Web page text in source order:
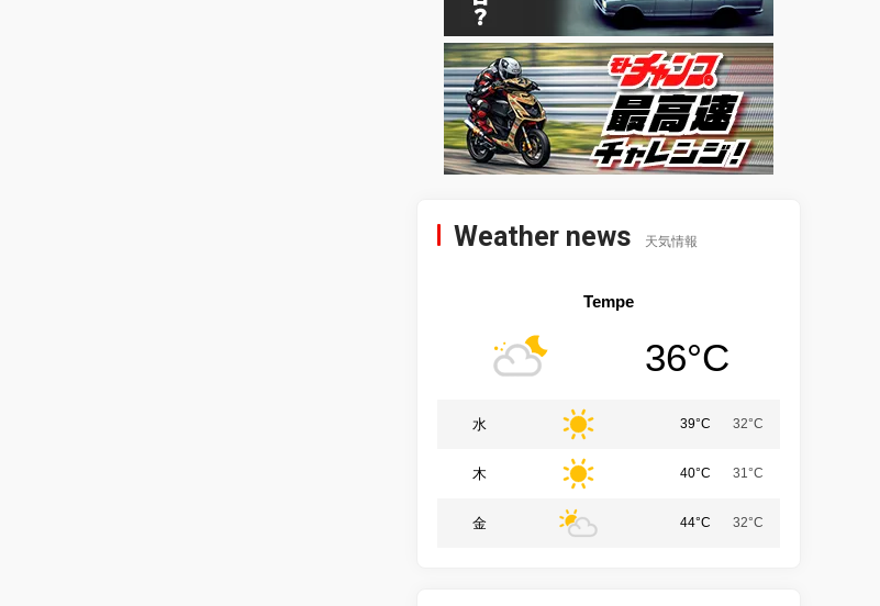
Weather news 天気情報
Tempe
36°C
水 39°C 32°C
木 40°C 31°C
金 44°C 32°C